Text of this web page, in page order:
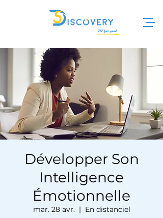
Développer Son
Intelligence
Émotionnelle
mar. 28 avr.
  |
En distanciel